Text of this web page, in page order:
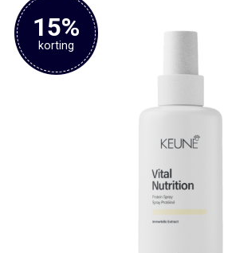
15%
korting